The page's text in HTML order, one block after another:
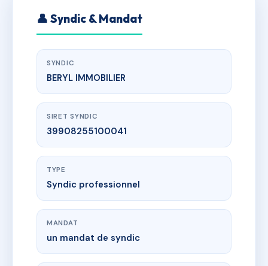
👤 Syndic & Mandat
SYNDIC
BERYL IMMOBILIER
SIRET SYNDIC
39908255100041
TYPE
Syndic professionnel
MANDAT
un mandat de syndic